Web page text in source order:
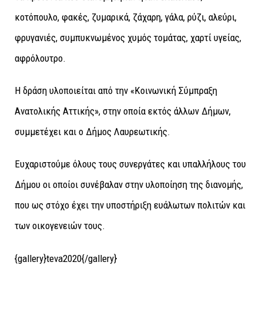
κοτόπουλο, φακές, ζυμαρικά, ζάχαρη, γάλα, ρύζι, αλεύρι,
φρυγανιές, συμπυκνωμένος χυμός τομάτας, χαρτί υγείας,
αφρόλουτρο.
Η δράση υλοποιείται από την «Κοινωνική Σύμπραξη
Ανατολικής Αττικής», στην οποία εκτός άλλων Δήμων,
συμμετέχει και ο Δήμος Λαυρεωτικής.
Ευχαριστούμε όλους τους συνεργάτες και υπαλλήλους του
Δήμου οι οποίοι συνέβαλαν στην υλοποίηση της διανομής,
που ως στόχο έχει την υποστήριξη ευάλωτων πολιτών και
των οικογενειών τους.
{gallery}teva2020{/gallery}